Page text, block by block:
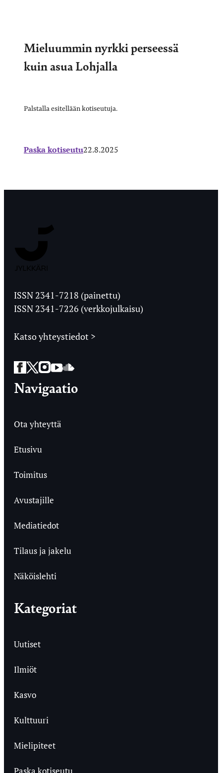
Mieluummin nyrkki perseessä
kuin asua Lohjalla
Palstalla esitellään kotiseutuja.
Paska kotiseutu22.8.2025
Ylioppilaslehti
ISSN 2341-7218 (painettu)
ISSN 2341-7226 (verkkojulkaisu)
Katso yhteystiedot >
Facebook
Twitter
Instagram
YouTube
SoundCloud
Navigaatio
Ota yhteyttä
Etusivu
Toimitus
Avustajille
Mediatiedot
Tilaus ja jakelu
Näköislehti
Kategoriat
Uutiset
Ilmiöt
Kasvo
Kulttuuri
Mielipiteet